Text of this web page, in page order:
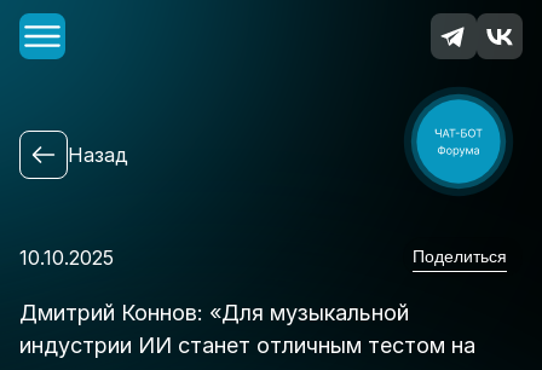
Главная
О Форуме
Программа
Новости
Контакты
Назад
10.10.2025 Поделиться
Дмитрий Коннов: «Для музыкальной
индустрии ИИ станет отличным тестом на